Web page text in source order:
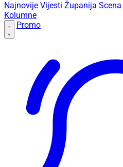
Najnovije Vijesti Županija Scena
Kolumne
Promo